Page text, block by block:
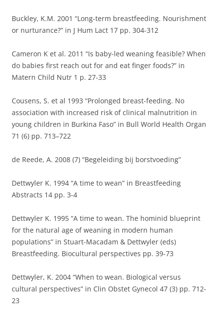
Buckley, K.M. 2001 “Long-term breastfeeding. Nourishment
or nurturance?” in J Hum Lact 17 pp. 304-312
Cameron K et al. 2011 “Is baby-led weaning feasible? When
do babies first reach out for and eat finger foods?” in
Matern Child Nutr 1 p. 27-33
Cousens, S. et al 1993 “Prolonged breast-feeding. No
association with increased risk of clinical malnutrition in
young children in Burkina Faso” in Bull World Health Organ
71 (6) pp. 713–722
de Reede, A. 2008 (7) “Begeleiding bij borstvoeding”
Dettwyler K. 1994 “A time to wean” in Breastfeeding
Abstracts 14 pp. 3-4
Dettwyler K. 1995 “A time to wean. The hominid blueprint
for the natural age of weaning in modern human
populations” in Stuart-Macadam & Dettwyler (eds)
Breastfeeding. Biocultural perspectives pp. 39-73
Dettwyler, K. 2004 “When to wean. Biological versus
cultural perspectives” in Clin Obstet Gynecol 47 (3) pp. 712-
23